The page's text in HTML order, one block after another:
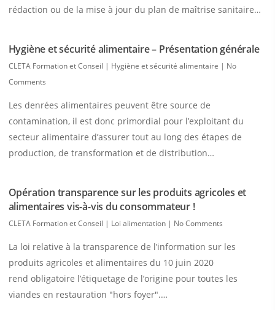
rédaction ou de la mise à jour du plan de maîtrise sanitaire…
Hygiène et sécurité alimentaire – Présentation générale
CLETA Formation et Conseil | Hygiène et sécurité alimentaire | No
Comments
Les denrées alimentaires peuvent être source de
contamination, il est donc primordial pour l’exploitant du
secteur alimentaire d’assurer tout au long des étapes de
production, de transformation et de distribution…
Opération transparence sur les produits agricoles et
alimentaires vis-à-vis du consommateur !
CLETA Formation et Conseil | Loi alimentation | No Comments
La loi relative à la transparence de l’information sur les
produits agricoles et alimentaires du 10 juin 2020
rend obligatoire l’étiquetage de l’origine pour toutes les
viandes en restauration "hors foyer".…